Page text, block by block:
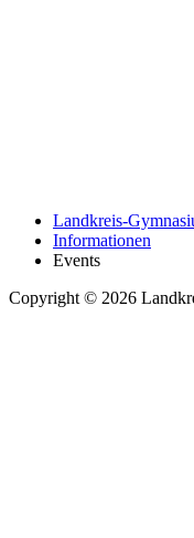
Landkreis-
Informationen
Events
Copyright © 2026